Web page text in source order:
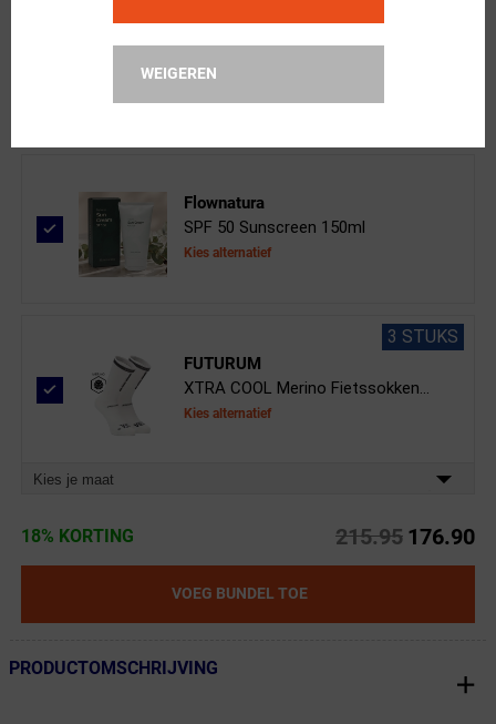
WEIGEREN
ppeeqq
Clear Vision Spray 50ml
Flownatura
SPF 50 Sunscreen 150ml
Kies alternatief
3 STUKS
FUTURUM
XTRA COOL Merino Fietssokken...
Kies alternatief
Kies je maat
18% KORTING 215.95 176.90
VOEG BUNDEL TOE
← Terug naar productnavigatie
PRODUCTOMSCHRIJVING